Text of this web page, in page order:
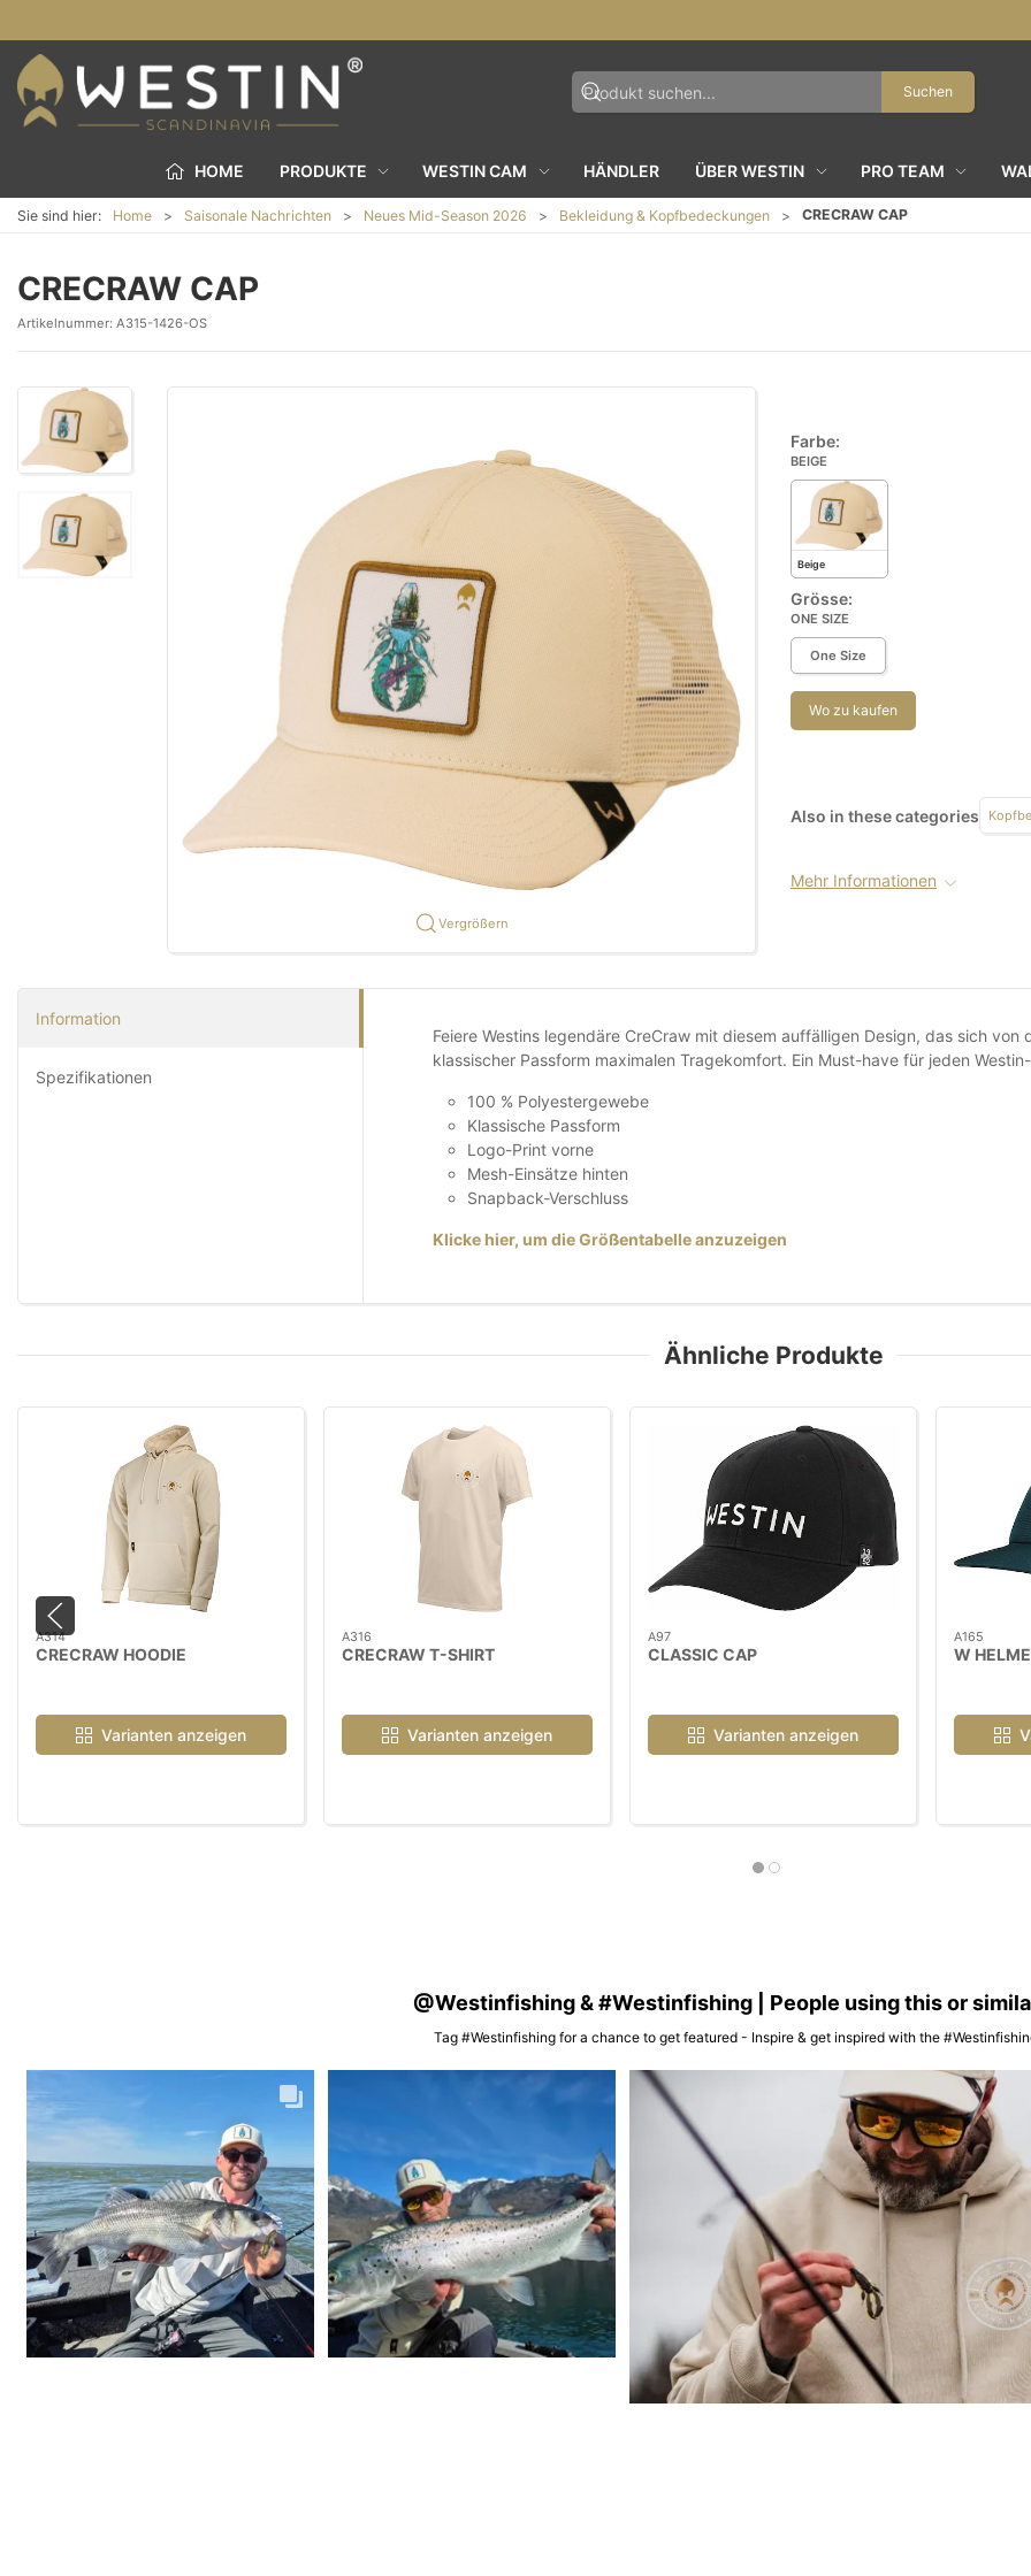
Suchen
HOME PRODUKTE WESTIN CAM HÄNDLER ÜBER WESTIN PRO TEAM
Sie sind hier: Home Saisonale Nachrichten Neues Mid-Season 2026 Bekleidung & Kopfbedeckungen CRECRAW CAP
CRECRAW CAP
Artikelnummer: A315-1426-OS
Vergrößern
Farbe:
BEIGE
Beige
Grösse:
ONE SIZE
One Size
Wo zu kaufen
Also in these categories
Mehr Informationen
Information
Spezifikationen
Feiere Westins legendäre CreCraw mit diesem auffälligen Design, das sich
klassischer Passform maximalen Tragekomfort. Ein Must-have für jeden
100 % Polyestergewebe
Klassische Passform
Logo-Print vorne
Mesh-Einsätze hinten
Snapback-Verschluss
Klicke hier, um die Größentabelle anzuzeigen
Ähnliche Produkte
A314
CRECRAW HOODIE
Varianten anzeigen
A316
CRECRAW T-SHIRT
Varianten anzeigen
A97
CLASSIC CAP
Varianten anzeigen
A165
W
@Westinfishing & #Westinfishing | People using this or
Tag #Westinfishing for a chance to get featured - Inspire & get inspired with the